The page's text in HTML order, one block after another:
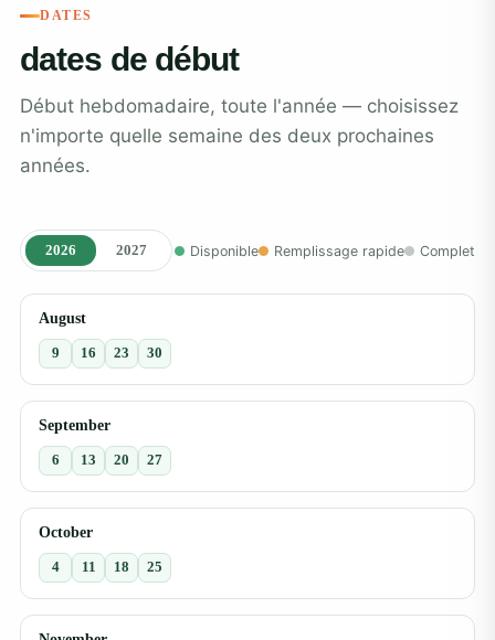
DATES
dates de début
Début hebdomadaire, toute l'année — choisissez
n'importe quelle semaine des deux prochaines
années.
2026 2027 Disponible Remplissage rapide Complet
August
9 16 23 30
September
6 13 20 27
October
4 11 18 25